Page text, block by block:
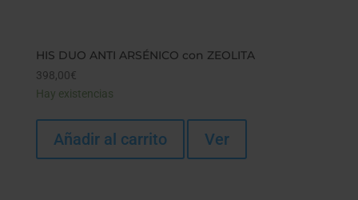
HIS DUO ANTI ARSÉNICO con ZEOLITA
398,00€
Hay existencias
Añadir al carrito Ver